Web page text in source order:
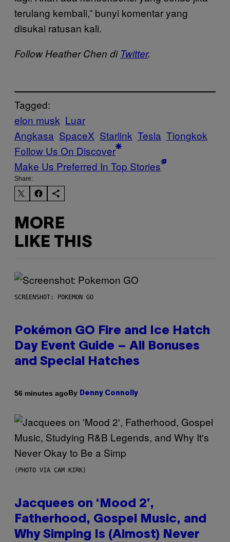
terulang kembali,” bunyi komentar yang
disukai ratusan kali.
Follow Heather Chen di Twitter.
Tagged:
elon musk Luar
Angkasa SpaceX Starlink Tesla Tiongkok
Follow Us On Discover
Make Us Preferred In Top Stories
Share:
MORE
LIKE THIS
SCREENSHOT: POKEMON GO
Pokémon GO Fire and Ice Hatch
Day Event Guide – All Bonuses
and Special Hatches
56 minutes agoBy Denny Connolly
(PHOTO VIA CAM KIRK)
Jacquees on ‘Mood 2’,
Fatherhood, Gospel Music, and
Why Simping Is (Almost) Never